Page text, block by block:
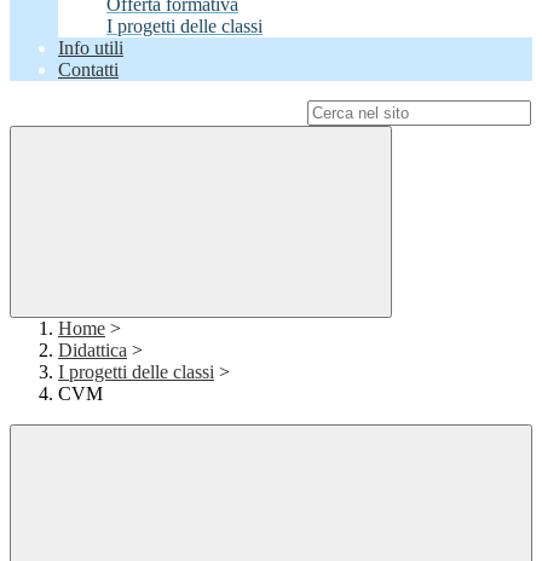
Offerta formativa
I progetti delle classi
Info utili
Contatti
Home >
Didattica >
I progetti delle classi >
CVM